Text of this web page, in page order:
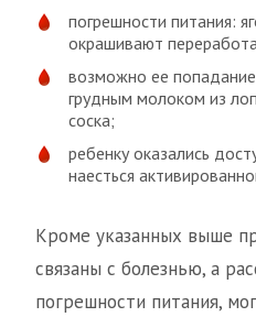
погрешности питания:
окрашивают
возможно ее
грудным молоком из
соска;
ребенку оказались
наесться
Кроме указанных выше
связаны с болезнью, а
погрешности питания,